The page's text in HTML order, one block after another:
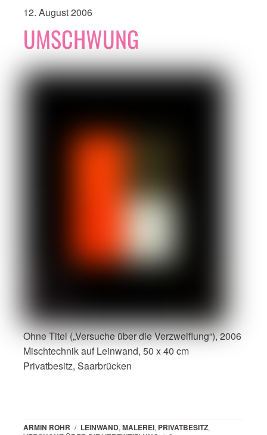
12. August 2006
UMSCHWUNG
Ohne Titel („Versuche über die Verzweiflung“), 2006
Mischtechnik auf Leinwand, 50 x 40 cm
Privatbesitz, Saarbrücken
ARMIN ROHR / LEINWAND, MALEREI, PRIVATBESITZ,